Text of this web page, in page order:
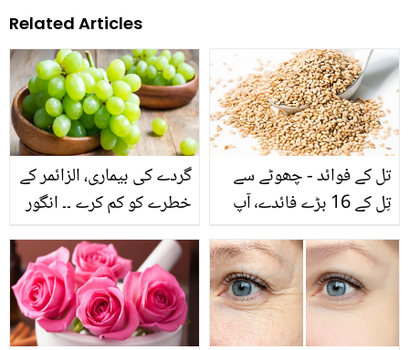
Related Articles
گردے کی بیماری، الزائمر کے
خطرے کو کم کرے ۔۔ انگور
کا یہ چھوٹا سا دانہ صحت
کا بیش بہا خزانہ
تل کے فوائد - چھوٹے سے
تِل کے 16 بڑے فائدے٬ آپ
بھی جانیے